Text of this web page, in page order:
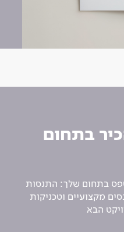
בתחום
בתחום שלך: התנסות
מקצועיים וטכניקות
הבא